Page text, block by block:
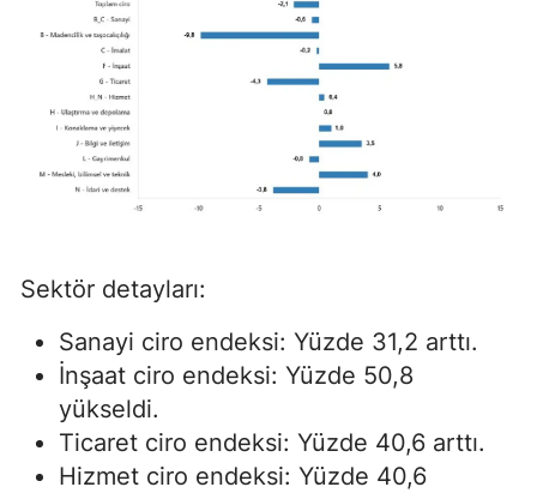
Sektör detayları:
Sanayi ciro endeksi: Yüzde 31,2 arttı.
İnşaat ciro endeksi: Yüzde 50,8
yükseldi.
Ticaret ciro endeksi: Yüzde 40,6 arttı.
Hizmet ciro endeksi: Yüzde 40,6